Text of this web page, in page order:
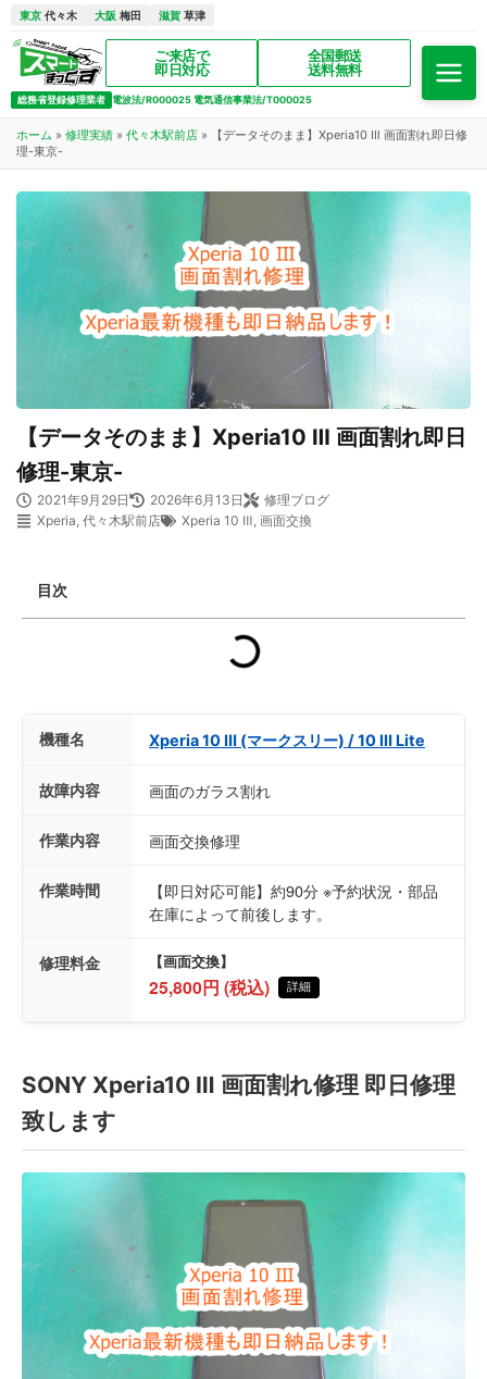
東京 代々木 大阪 梅田 滋賀 草津
ご来店で
即日対応
全国郵送
送料無料
総務省登録修理業者 電波法/R000025 電気通信事業法/T000025
ホーム » 修理実績 » 代々木駅前店 »
【データそのまま】Xperia10 Ⅲ 画面割れ即日修
理-東京-
【データそのまま】Xperia10 Ⅲ 画面割れ即日
修理-東京-
2021年9月29日 2026年6月13日
修理ブログ
Xperia, 代々木駅前店 Xperia 10 Ⅲ, 画面交換
目次
機種名 Xperia 10 Ⅲ (マークスリー) / 10 Ⅲ Lite
故障内容 画面のガラス割れ
作業内容 画面交換修理
作業時間
【即日対応可能】約90分 ※予約状況・部品
在庫によって前後します。
修理料金 【画面交換】
25,800円 (税込) 詳細
SONY Xperia10 Ⅲ 画面割れ修理 即日修理
致します